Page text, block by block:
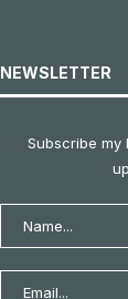
NEWSLETTER
Subscribe my